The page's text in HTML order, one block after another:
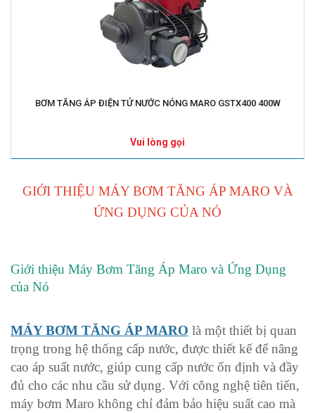
BƠM TĂNG ÁP ĐIỆN TỬ NƯỚC NÓNG MARO GSTX400 400W
Vui lòng gọi
GIỚI THIỆU MÁY BƠM TĂNG ÁP MARO VÀ
ỨNG DỤNG CỦA NÓ
Giới thiệu Máy Bơm Tăng Áp Maro và Ứng Dụng
của Nó
MÁY BƠM TĂNG ÁP MARO là một thiết bị quan
trọng trong hệ thống cấp nước, được thiết kế để nâng
cao áp suất nước, giúp cung cấp nước ổn định và đầy
đủ cho các nhu cầu sử dụng. Với công nghệ tiên tiến,
máy bơm Maro không chỉ đảm bảo hiệu suất cao mà